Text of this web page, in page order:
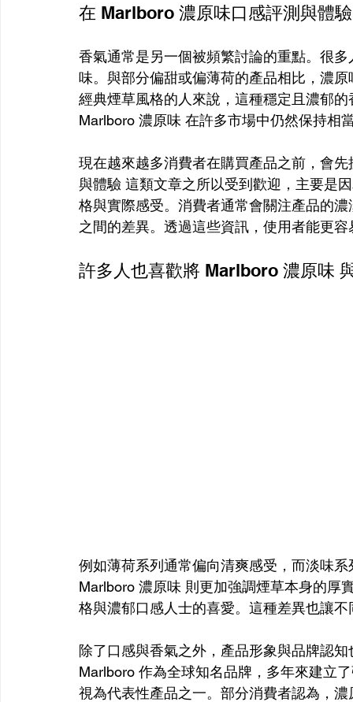
在 Marlboro 濃原味口感評測與體
香氣通常是另一個被頻繁討論的重點。很
味。與部分偏甜或偏薄荷的產品相比，濃
經典煙草風格的人來說，這種穩定且濃郁
Marlboro 濃原味 在許多市場中仍然保持相
現在越來越多消費者在購買產品之前，會
與體驗 這類文章之所以受到歡迎，主要是
格與實際感受。消費者通常會關注產品的
之間的差異。透過這些資訊，使用者能更
許多人也喜歡將 Marlboro 濃原味
例如薄荷系列通常偏向清爽感受，而淡味
Marlboro 濃原味 則更加強調煙草本身的厚
格與濃郁口感人士的喜愛。這種差異也讓
除了口感與香氣之外，產品形象與品牌認
Marlboro 作為全球知名品牌，多年來建立
視為代表性產品之一。部分消費者認為，